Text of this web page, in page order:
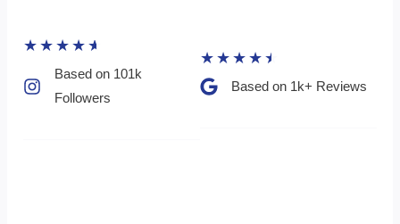
★ ★ ★ ★ ★
Based on 101k
Followers​
★ ★ ★ ★ ★
Based on 1k+ Reviews​